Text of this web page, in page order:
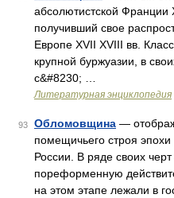
абсолютистской Франции
получивший свое
Европе XVII XVIII вв.
крупной буржуазии, в
с&#8230; …
Литературная энциклопедия
93 Обломовщина —
помещичьего строя эпохи
России. В ряде своих
пореформенную
на этом этапе лежали в